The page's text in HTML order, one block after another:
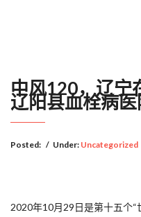
中风120，辽宁
辽阳县血栓病
Posted: / Under: Uncategorized
2020年10月29日是第十五个“